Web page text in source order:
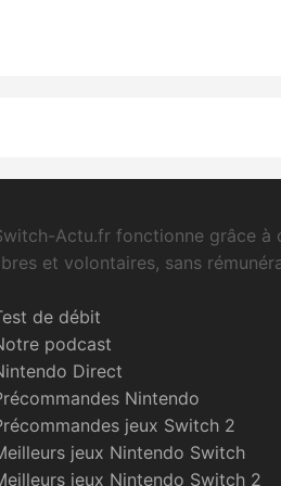
Actu.fr fonctionne grâce à
et volontaires, sans
de débit
podcast
Direct
Nintendo
jeux Switch 2
jeux Nintendo Switch
jeux Nintendo Switch 2